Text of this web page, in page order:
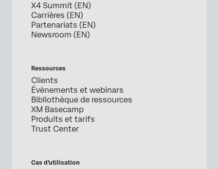
X4 Summit (EN)
Carrières (EN)
Partenariats (EN)
Newsroom (EN)
Ressources
Clients
Évènements et webinars
Bibliothèque de ressources
XM Basecamp
Produits et tarifs
Trust Center
Cas d’utilisation